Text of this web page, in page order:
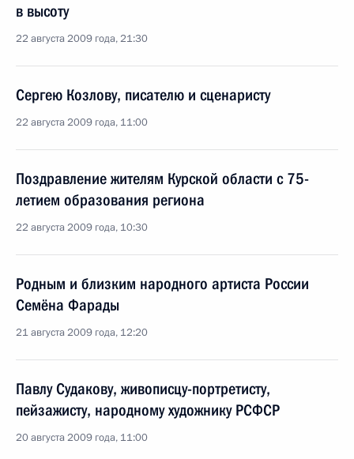
в высоту
22 августа 2009 года, 21:30
Сергею Козлову, писателю и сценаристу
22 августа 2009 года, 11:00
Поздравление жителям Курской области с 75-
летием образования региона
22 августа 2009 года, 10:30
Родным и близким народного артиста России
Семёна Фарады
21 августа 2009 года, 12:20
Павлу Судакову, живописцу-портретисту,
пейзажисту, народному художнику РСФСР
20 августа 2009 года, 11:00